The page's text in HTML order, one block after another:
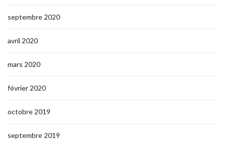
septembre 2020
avril 2020
mars 2020
février 2020
octobre 2019
septembre 2019